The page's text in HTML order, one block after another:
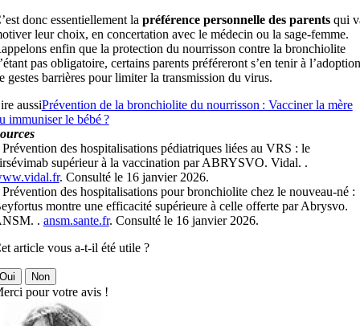
donc essentiellement la préférence personnelle des parentsqui
leur choix, en concertation avec le médecin ou la sage-femme.
enfin que la protection du nourrisson contre la bronchiolite
pas obligatoire, certains parents préféreront s’en tenir à l’adoption
gestes barrières pour limiter la transmission du virus.
aussiPrévention de la bronchiolite du nourrisson : Vacciner la mère
immuniser le bébé ?
des hospitalisations pédiatriques liées au VRS : le
supérieur à la vaccination par ABRYSVO. Vidal. .
. Consulté le 16 janvier 2026.
des hospitalisations pour bronchiolite chez le nouveau-né :
montre une efficacité supérieure à celle offerte par Abrysvo.
. ansm.sante.fr. Consulté le 16 janvier 2026.
article vous a-t-il été utile ?
Non
pour votre avis !